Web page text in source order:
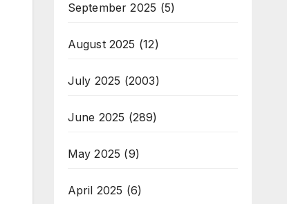
September 2025 (5)
August 2025 (12)
July 2025 (2003)
June 2025 (289)
May 2025 (9)
April 2025 (6)